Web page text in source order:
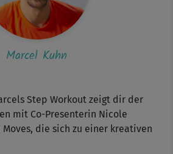
Step Workout zeigt dir der
mit Co-Presenterin Nicole
die sich zu einer kreativen
Marcel Kuhn